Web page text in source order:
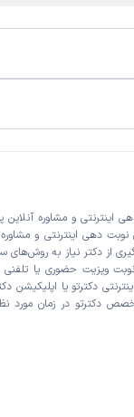
اینترنتی و مشاوره
نوبت دهی اینترنتی و
از دکتر نیاز به
ویزیت حضوری یا تلفنی
دکترتو یا اپلیکیشن
دکترتو در زمان مورد